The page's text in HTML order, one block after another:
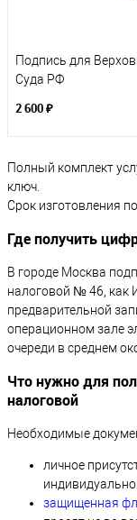
Подпись для
Суда РФ
2 600 ₽
Полный комплект
ключ.
Срок изготовления
Где получить
В городе Москва
налоговой № 46, как
предварительной
операционном зале
очереди в среднем
Что нужно для
налоговой
Необходимые
личное
защищенная